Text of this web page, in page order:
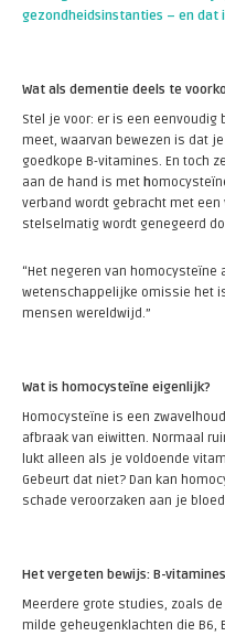
gezondheidsinstanties – en dat
Wat als dementie deels te
Stel je voor: er is een
meet, waarvan bewezen is dat
goedkope B-vitamines. En toch
aan de hand is met h
verband wordt gebracht met
stelselmatig wordt genegeerd
“Het negeren van
wetenschappelijke omissie het
mensen wereldwijd.”
Wat is homocysteïne eigenlijk?
Homocysteïne is een
afbraak van eiwitten. Normaal
lukt alleen als je voldoende
Gebeurt dat niet? Dan kan
schade veroorzaken aan je
Het vergeten bewijs: B-
Meerdere grote studies, zoals de
milde geheugenklachten die B6,